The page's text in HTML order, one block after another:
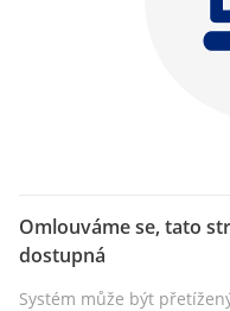
Omlouváme se, tato
dostupná
Systém může být